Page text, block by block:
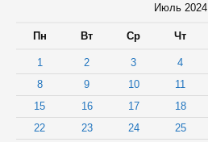
Июль 2024
Пн Вт Ср Чт
1 2 3 4
8
9 10 11
15
16 17 18
22
23 24 25